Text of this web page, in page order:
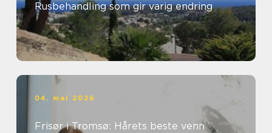
Rusbehandling som gir varig endring
04. mai 2026
Frisør i Tromsø: Hårets beste venn